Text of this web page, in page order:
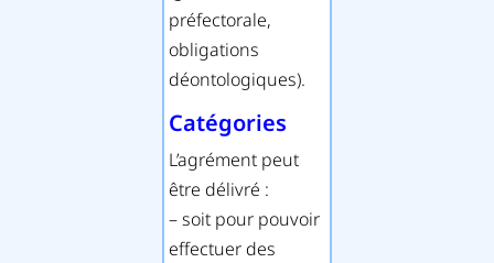
préfectorale,
obligations
déontologiques).
Catégories
L’agrément peut
être délivré :
– soit pour pouvoir
effectuer des